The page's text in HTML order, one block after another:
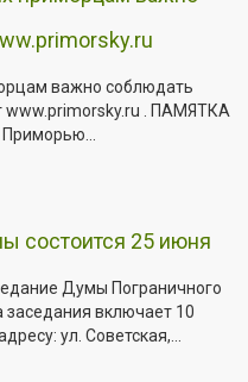
важно соблюдать
www.primorsky.ru . ПАМЯТКА
состоится 25 июня
Думы Пограничного
заседания включает 10
ул. Советская,...